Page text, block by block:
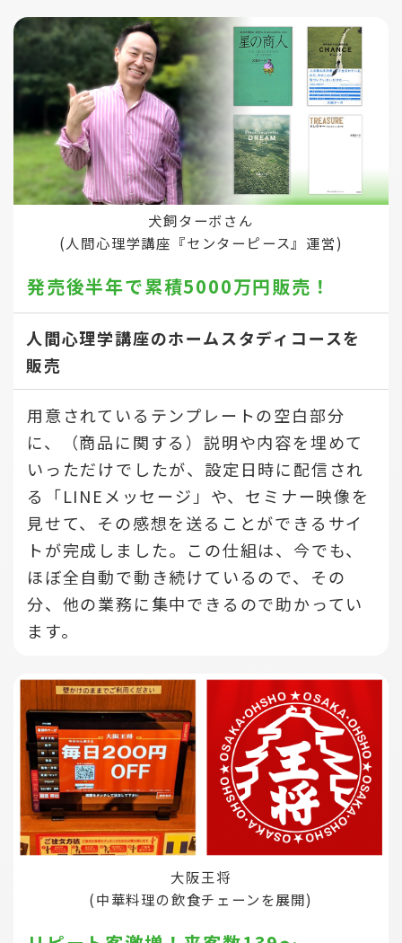
犬飼ターボさん
(人間心理学講座『センターピース』運営)
発売後半年で累積5000万円販売！
人間心理学講座のホームスタディコースを
販売
用意されているテンプレートの空白部分
に、（商品に関する）説明や内容を埋めて
いっただけでしたが、設定日時に配信され
る「LINEメッセージ」や、セミナー映像を
見せて、その感想を送ることができるサイ
トが完成しました。この仕組は、今でも、
ほぼ全自動で動き続けているので、その
分、他の業務に集中できるので助かってい
ます。
大阪王将
(中華料理の飲食チェーンを展開)